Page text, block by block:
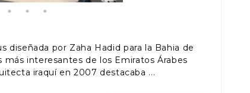
diseñada por Zaha Hadid para la Bahia de
interesantes de los Emiratos Árabes
iraquí en 2007 destacaba